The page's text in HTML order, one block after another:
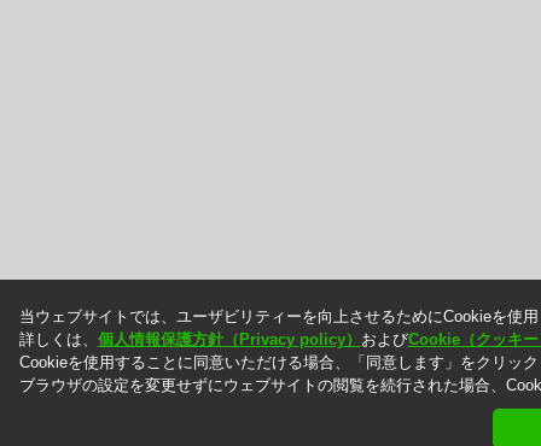
当ウェブサイトでは、ユーザビリティーを向上させるためにCookieを使
詳しくは、 個人情報保護方針（Privacy policy） およびCookie（クッキ
Cookieを使用することに同意いただける場合、「同意します」をクリッ
ブラウザの設定を変更せずにウェブサイトの閲覧を続行された場合、